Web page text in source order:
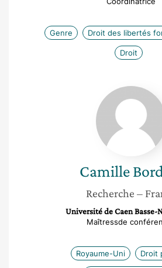
Genre Droit des libertés
Droit
Camille
Bordère
Camille
Recherche –
Université de Caen Basse-
Maîtressde
Royaume-Uni Droit